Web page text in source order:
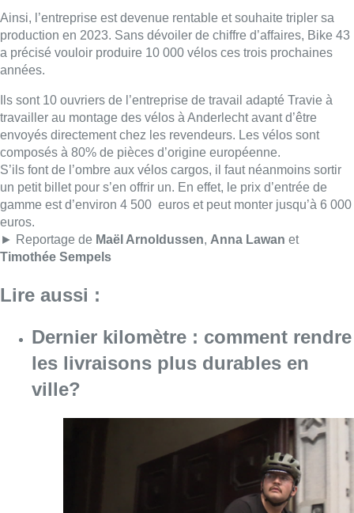
► Reportage de Maël Arnoldussen,Anna Lawan et
Timothée Sempels
Dernier kilomètre : comment rendre
les livraisons plus durables en
ville?
Consulter l'article "Dernier kilomètre :